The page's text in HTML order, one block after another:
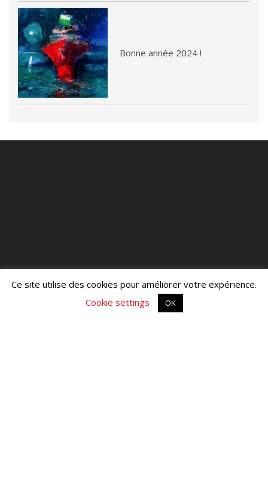
Bonne année 2024 !
Ce site utilise des cookies pour améliorer votre expérience.
Cookie settings
OK